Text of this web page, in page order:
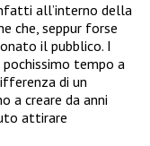
all’interno della
che, seppur forse
il pubblico. I
tempo a
di un
a creare da anni
attirare